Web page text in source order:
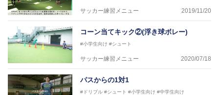
※全コーチボンフィンサッカースクール所属
サッカー練習メニュー 2019/11/20
コーン当てキック②(浮き球ボレー)
#小学生向け #シュート
サッカー練習メニュー 2020/07/18
パスからの1対1
#ドリブル #シュート #小学生向け #中学生向け